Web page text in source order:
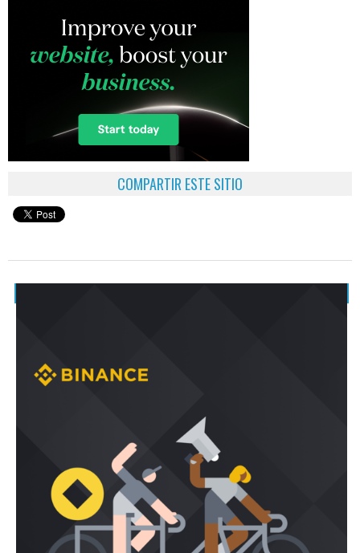
COMPARTIR ESTE SITIO